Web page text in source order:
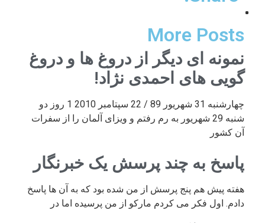
More Posts
نمونه ای دیگر از دروغ ها و دروغ
گویی های احمدی نژاد!
چهارشنبه 31 شهریور 89 / 22 سپتامبر 2010 1 روز دو
شنبه 29 شهریور به رم رفتم و ویزای آلمان را از سفرات
آن کشور
پاسخ به چند پرسش یک خبرنگار
هفته پیش هم پنج پرسش از من شده بود که به آن ها پاسخ
دادم. اول فکر می کردم مارکو از من پرسیده اما در